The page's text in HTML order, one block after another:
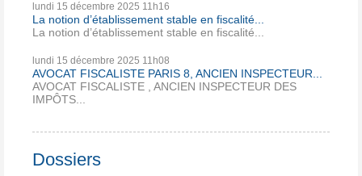
lundi 15 décembre 2025 11h16
La notion d’établissement stable en fiscalité...
La notion d’établissement stable en fiscalité...
lundi 15 décembre 2025 11h08
AVOCAT FISCALISTE PARIS 8, ANCIEN INSPECTEUR...
AVOCAT FISCALISTE , ANCIEN INSPECTEUR DES
IMPÔTS...
Dossiers